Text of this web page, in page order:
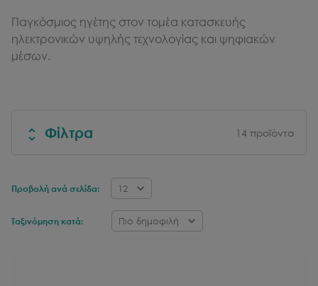
Παγκόσμιος ηγέτης στον τομέα κατασκευής
ηλεκτρονικών υψηλής τεχνολογίας και ψηφιακών
μέσων.
Φίλτρα 14 προϊόντα
Προβολή ανά σελίδα: 12
Ταξινόμηση κατά: Πιο δημοφιλή